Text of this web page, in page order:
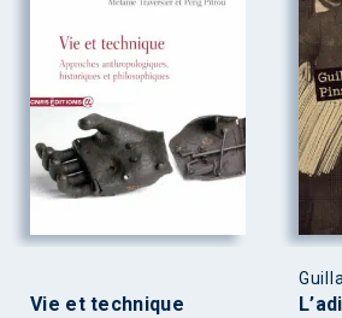
Vie et technique